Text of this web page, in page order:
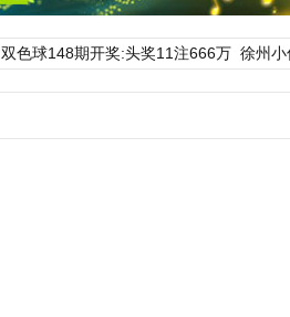
双色球148期开奖:头奖11注666万 徐州